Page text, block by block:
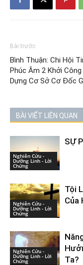
Bài trước
Bình Thuận: Chi Hội
Phúc Âm 2 Khởi Công
Dựng Cơ Sở Cơ Đốc
BÀI VIẾT LIÊN QUAN
Nghiên Cứu -
Dưỡng Linh - Lời
Chứng
SỰ
Nghiên Cứu -
Dưỡng Linh - Lời
Chứng
Tội
Của
Nghiên Cứu -
Dưỡng Linh - Lời
Chứng
Ta?